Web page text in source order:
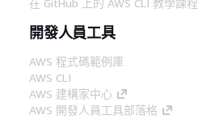
開發人員工具
AWS 程式碼範例庫
AWS CLI
AWS 建構家中心
AWS 開發人員工具部落格